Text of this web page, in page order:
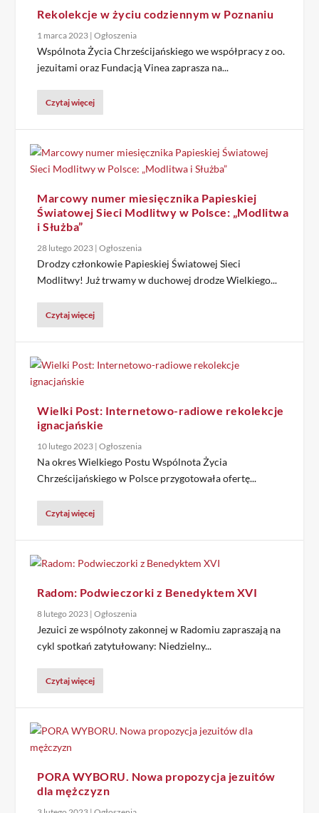
Rekolekcje w życiu codziennym w Poznaniu
1 marca 2023 |Ogłoszenia
Wspólnota Życia Chrześcijańskiego we współpracy z oo.
jezuitami oraz Fundacją Vinea zaprasza na...
Czytaj więcej
Marcowy numer miesięcznika Papieskiej
Światowej Sieci Modlitwy w Polsce: „Modlitwa
i Służba”
28 lutego 2023 |Ogłoszenia
Drodzy członkowie Papieskiej Światowej Sieci
Modlitwy! Już trwamy w duchowej drodze Wielkiego...
Czytaj więcej
Wielki Post: Internetowo-radiowe rekolekcje
ignacjańskie
10 lutego 2023 |Ogłoszenia
Na okres Wielkiego Postu Wspólnota Życia
Chrześcijańskiego w Polsce przygotowała ofertę...
Czytaj więcej
Radom: Podwieczorki z Benedyktem XVI
8 lutego 2023 |Ogłoszenia
Jezuici ze wspólnoty zakonnej w Radomiu zapraszają na
cykl spotkań zatytułowany: Niedzielny...
Czytaj więcej
PORA WYBORU. Nowa propozycja jezuitów
dla mężczyzn